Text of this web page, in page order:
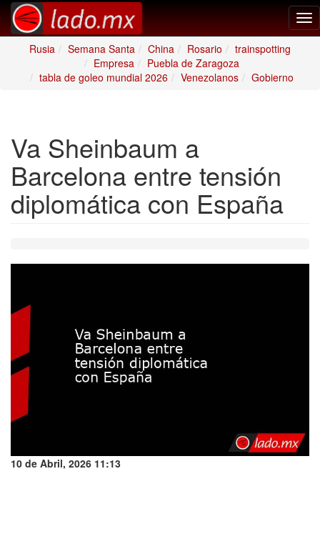
Rusia
Semana Santa China Rosario
trainspotting
Empresa
Puebla de Zaragoza
tabla de goleo mundial 2026
Venezolanos Gobierno
Va Sheinbaum a
Barcelona entre tensión
diplomática con España
10 de Abril, 2026 11:13